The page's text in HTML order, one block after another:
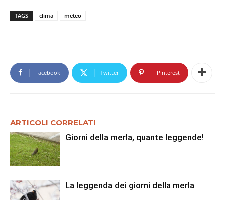
TAGS clima meteo
Facebook Twitter Pinterest
ARTICOLI CORRELATI
Giorni della merla, quante leggende!
La leggenda dei giorni della merla